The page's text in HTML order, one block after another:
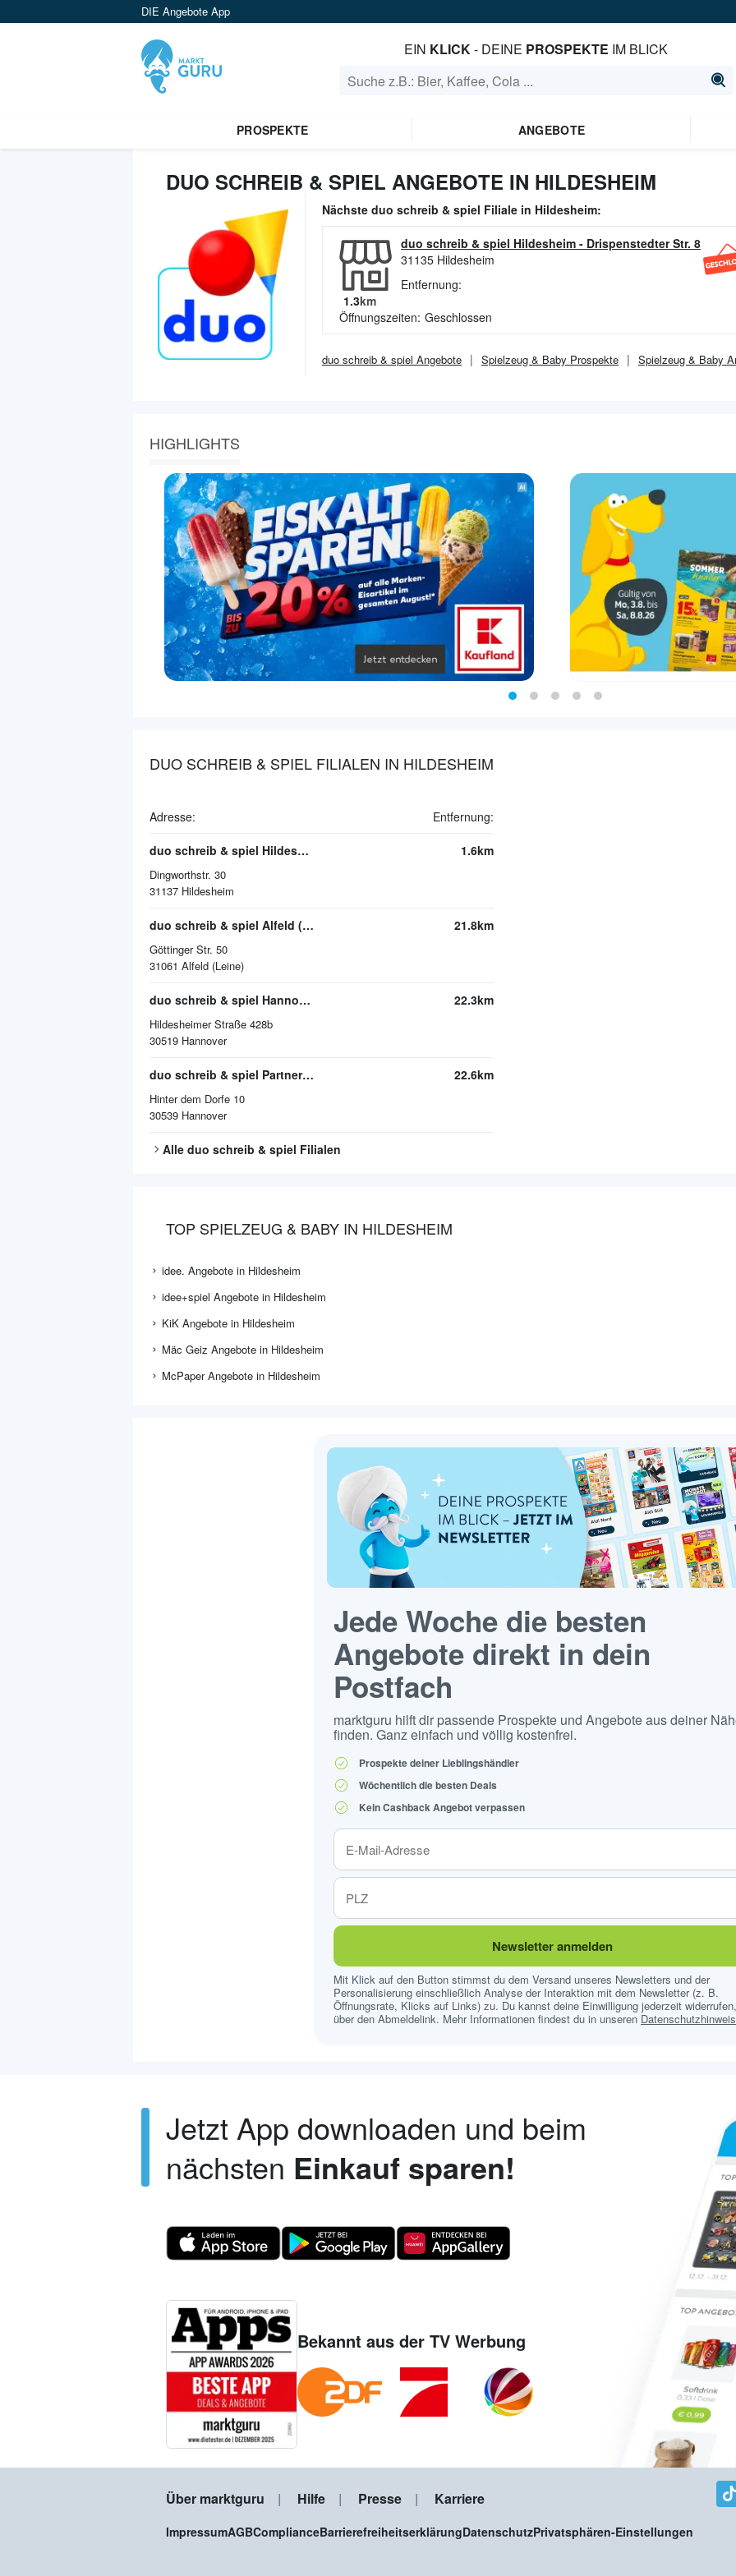
DIE Angebote App
EIN KLICK- DEINE PROSPEKTE IM BLICK
PROSPEKTE ANGEBOTE
DUO SCHREIB & SPIEL ANGEBOTE IN HILDESHEIM
Nächste duo schreib & spiel Filiale in Hildesheim:
duo schreib & spiel Hildesheim - Drispenstedter Str. 8
31135 Hildesheim
Entfernung:
1.3km
Öffnungszeiten: Geschlossen
duo schreib & spiel Angebote Spielzeug & Baby Prospekte Spielzeug & Baby
HIGHLIGHTS
DUO SCHREIB & SPIEL FILIALEN IN HILDESHEIM
Adresse: Entfernung:
duo schreib & spiel Hildesheim
Dingworthstr. 30
31137 Hildesheim
1.6km
duo schreib & spiel Alfeld (Leine)
Göttinger Str. 50
31061 Alfeld (Leine)
21.8km
duo schreib & spiel Hannover
Hildesheimer Straße 428b
30519 Hannover
22.3km
duo schreib & spiel Partner Karsten Poschadel Peplis
Hinter dem Dorfe 10
30539 Hannover
22.6km
Alle duo schreib & spiel Filialen
TOP SPIELZEUG & BABY IN HILDESHEIM
idee. Angebote in Hildesheim
idee+spiel Angebote in Hildesheim
KiK Angebote in Hildesheim
Mäc Geiz Angebote in Hildesheim
McPaper Angebote in Hildesheim
Jede Woche die besten
Angebote direkt in dein
Postfach
marktguru hilft dir passende Prospekte und Angebote aus deiner
finden. Ganz einfach und völlig kostenfrei.
Prospekte deiner Lieblingshändler
Wöchentlich die besten Deals
Kein Cashback Angebot verpassen
Newsletter anmelden
Mit Klick auf den Button stimmst du dem Versand unseres Newsletters und der
Personalisierung einschließlich Analyse der Interaktion mit dem Newsletter (z. B.
Öffnungsrate, Klicks auf Links) zu. Du kannst deine Einwilligung jederzeit
über den Abmeldelink. Mehr Informationen findest du in unseren
Jetzt App downloaden und beim
nächsten Einkauf sparen!
Bekannt aus der TV Werbung
Über marktguru Hilfe Presse Karriere
ImpressumAGBComplianceBarrierefreiheitserklärungDatenschutzPrivatsphären-Einstellungen